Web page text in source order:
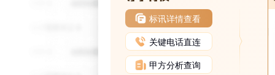
标讯详情查看
关键电话直连
甲方分析查询